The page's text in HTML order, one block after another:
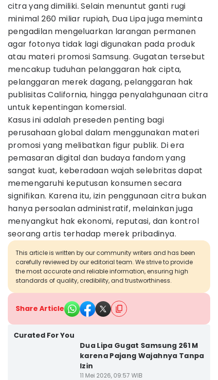
citra yang dimiliki. Selain menuntut ganti rugi
minimal 260 miliar rupiah, Dua Lipa juga meminta
pengadilan mengeluarkan larangan permanen
agar fotonya tidak lagi digunakan pada produk
atau materi promosi Samsung. Gugatan tersebut
mencakup tuduhan pelanggaran hak cipta,
pelanggaran merek dagang, pelanggaran hak
publisitas California, hingga penyalahgunaan citra
untuk kepentingan komersial.
Kasus ini adalah preseden penting bagi
perusahaan global dalam menggunakan materi
promosi yang melibatkan figur publik. Di era
pemasaran digital dan budaya fandom yang
sangat kuat, keberadaan wajah selebritas dapat
memengaruhi keputusan konsumen secara
signifikan. Karena itu, izin penggunaan citra bukan
hanya persoalan administratif, melainkan juga
menyangkut hak ekonomi, reputasi, dan kontrol
seorang artis terhadap merek pribadinya.
This article is written by our community writers and has been
carefully reviewed by our editorial team. We strive to provide
the most accurate and reliable information, ensuring high
standards of quality, credibility, and trustworthiness.
Share Article
Curated For You
Dua Lipa Gugat Samsung 261 M
karena Pajang Wajahnya Tanpa
Izin
11 Mei 2026, 09:57 WIB